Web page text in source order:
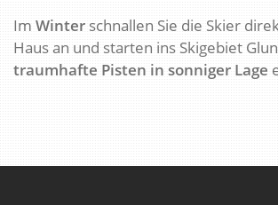
Im Winter schnallen Sie die Skier
Haus an und starten ins Skigebiet
traumhafte Pisten in sonniger Lage